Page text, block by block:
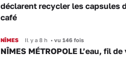
déclarent recycler les capsules
café
NÎMES Il y a 8 h •vu 146 fois
NÎMES MÉTROPOLE L’eau, fil de